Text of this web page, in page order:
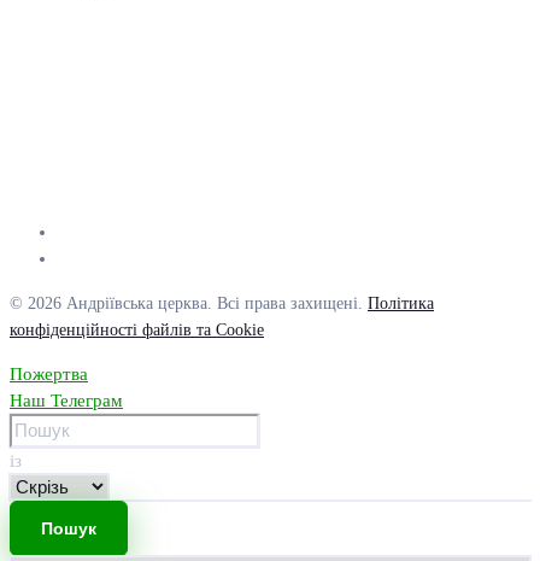
© 2026 Андріївська церква. Всі права захищені. Політика
конфіденційності файлів та Cookie
Пожертва
Наш Телеграм
із